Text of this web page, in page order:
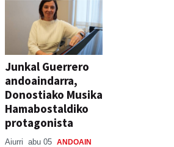
Junkal Guerrero
andoaindarra,
Donostiako Musika
Hamabostaldiko
protagonista
Aiurri abu 05 ANDOAIN